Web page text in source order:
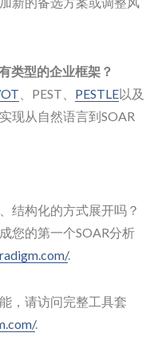
类型的企业框架？
、PEST、 PESTLE以及
现从自然语言到SOAR
结构化的方式展开吗？
您的第一个SOAR分析
.
，请访问完整工具套
.